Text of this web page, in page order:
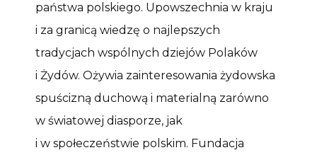
państwa polskiego. Upowszechnia w kraju
i za granicą wiedzę o najlepszych
tradycjach wspólnych dziejów Polaków
i Żydów. Ożywia zainteresowania żydowska
spuścizną duchową i materialną zarówno
w światowej diasporze, jak
i w społeczeństwie polskim. Fundacja